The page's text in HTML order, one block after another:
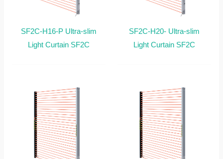
SF2C-H16-P Ultra-slim
Light Curtain SF2C
SF2C-H20- Ultra-slim
Light Curtain SF2C